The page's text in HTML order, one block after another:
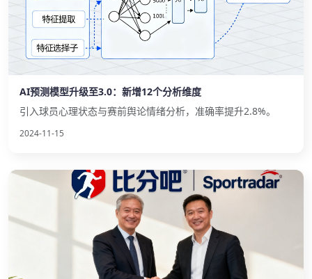
AI预测模型升级至3.0：新增12个分析维度
引入球员心理状态与赛前舆论情绪分析，准确率提升2.8%。
2024-11-15